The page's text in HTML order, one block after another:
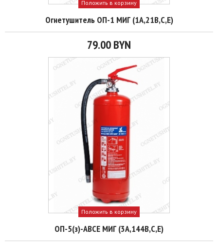
Положить в корзину
Огнетушитель ОП-1 МИГ (1А,21B,С,Е)
79.00 BYN
Положить в корзину
ОП-5(з)-АВСЕ МИГ (3А,144В,С,Е)